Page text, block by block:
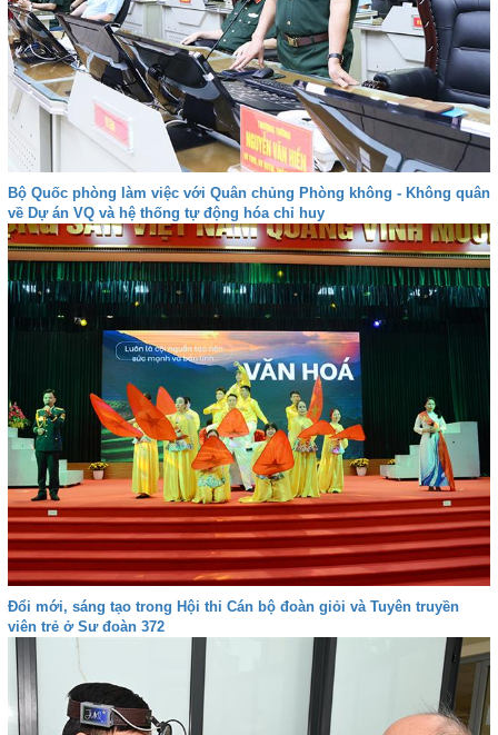
Bộ Quốc phòng làm việc với Quân chủng Phòng không - Không quân
về Dự án VQ và hệ thống tự động hóa chỉ huy
Đổi mới, sáng tạo trong Hội thi Cán bộ đoàn giỏi và Tuyên truyền
viên trẻ ở Sư đoàn 372